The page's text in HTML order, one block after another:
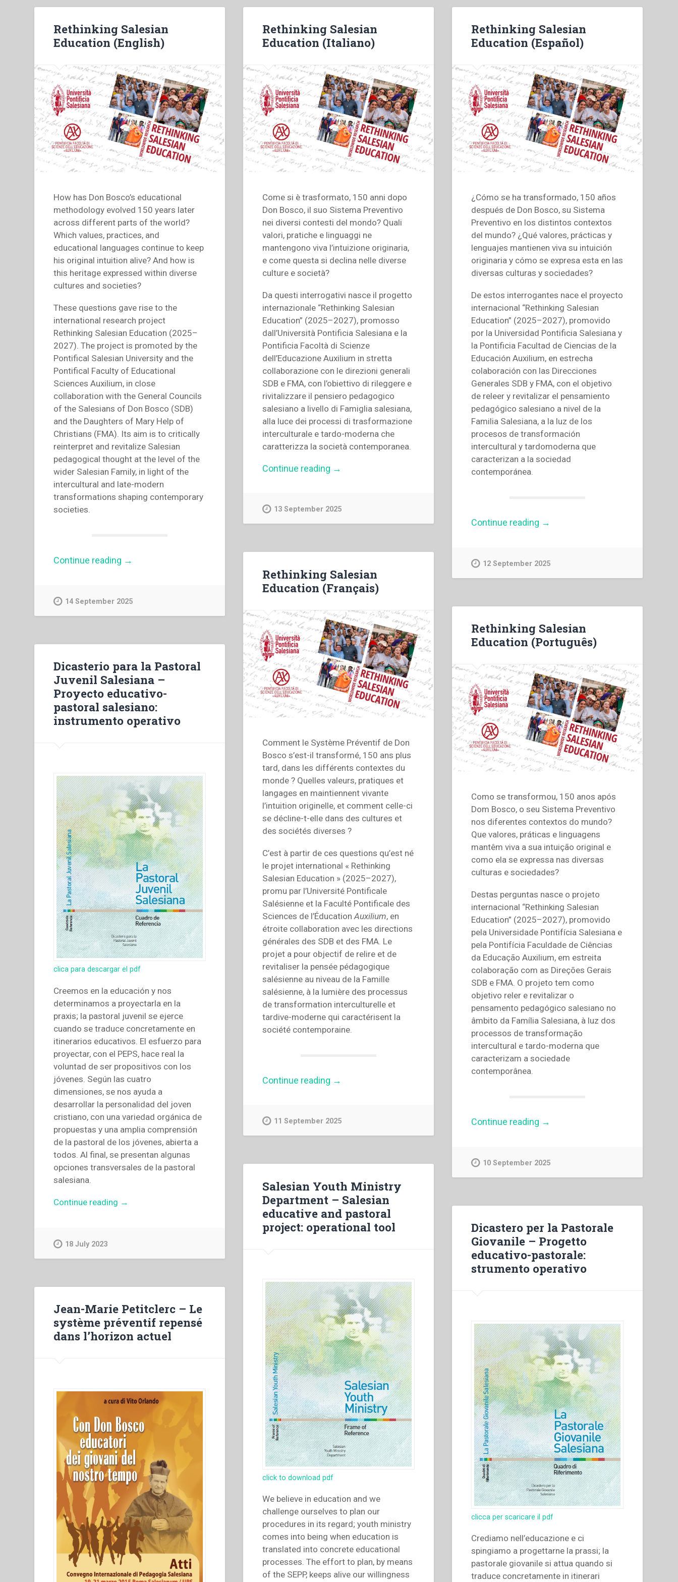
Rethinking Salesian
Education (English)
How has Don Bosco’s educational
methodology evolved 150 years later
across different parts of the world?
Which values, practices, and
educational languages continue to keep
his original intuition alive? And how is
this heritage expressed within diverse
cultures and societies?
These questions gave rise to the
international research project
Rethinking Salesian Education (2025–
2027). The project is promoted by the
Pontifical Salesian University and the
Pontifical Faculty of Educational
Sciences Auxilium, in close
collaboration with the General Councils
of the Salesians of Don Bosco (SDB)
and the Daughters of Mary Help of
Christians (FMA). Its aim is to critically
reinterpret and revitalize Salesian
pedagogical thought at the level of the
wider Salesian Family, in light of the
intercultural and late-modern
transformations shaping contemporary
societies.
Continue reading “Rethinking
→
14 September 2025
Rethinking Salesian
Education (Italiano)
Come si è trasformato, 150 anni dopo
Don Bosco, il suo Sistema Preventivo
nei diversi contesti del mondo? Quali
valori, pratiche e linguaggi ne
mantengono viva l’intuizione originaria,
e come questa si declina nelle diverse
culture e società?
Da questi interrogativi nasce il progetto
internazionale “Rethinking Salesian
Education” (2025–2027), promosso
dall’Università Pontificia Salesiana e la
Pontificia Facoltà di Scienze
dell’Educazione Auxilium in stretta
collaborazione con le direzioni generali
SDB e FMA, con l’obiettivo di rileggere e
rivitalizzare il pensiero pedagogico
salesiano a livello di Famiglia salesiana,
alla luce dei processi di trasformazione
interculturale e tardo-moderna che
caratterizza la società contemporanea.
Continue reading “Rethinking
→
13 September 2025
Rethinking Salesian
Education (Español)
¿Cómo se ha transformado, 150 años
después de Don Bosco, su Sistema
Preventivo en los distintos contextos
del mundo? ¿Qué valores, prácticas y
lenguajes mantienen viva su intuición
originaria y cómo se expresa esta en las
diversas culturas y sociedades?
De estos interrogantes nace el proyecto
internacional “Rethinking Salesian
Education” (2025–2027), promovido
por la Universidad Pontificia Salesiana y
la Pontificia Facultad de Ciencias de la
Educación Auxilium, en estrecha
colaboración con las Direcciones
Generales SDB y FMA, con el objetivo
de releer y revitalizar el pensamiento
pedagógico salesiano a nivel de la
Familia Salesiana, a la luz de los
procesos de transformación
intercultural y tardomoderna que
caracterizan a la sociedad
contemporánea.
Continue reading “Rethinking
→
12 September 2025
Rethinking Salesian
Education (Français)
Comment le Système Préventif de Don
Bosco s’est-il transformé, 150 ans plus
tard, dans les différents contextes du
monde ? Quelles valeurs, pratiques et
langages en maintiennent vivante
l’intuition originelle, et comment celle-ci
se décline-t-elle dans des cultures et
des sociétés diverses ?
C’est à partir de ces questions qu’est né
le projet international « Rethinking
Salesian Education » (2025–2027),
promu par l’Université Pontificale
Salésienne et la Faculté Pontificale des
Sciences de l’ÉducationAuxilium, en
étroite collaboration avec les directions
générales des SDB et des FMA. Le
projet a pour objectif de relire et de
revitaliser la pensée pédagogique
salésienne au niveau de la Famille
salésienne, à la lumière des processus
de transformation interculturelle et
tardive-moderne qui caractérisent la
société contemporaine.
Continue reading “Rethinking
→
11 September 2025
Rethinking Salesian
Education (Português)
Como se transformou, 150 anos após
Dom Bosco, o seu Sistema Preventivo
nos diferentes contextos do mundo?
Que valores, práticas e linguagens
mantêm viva a sua intuição original e
como ela se expressa nas diversas
culturas e sociedades?
Destas perguntas nasce o projeto
internacional “Rethinking Salesian
Education” (2025–2027), promovido
pela Universidade Pontifícia Salesiana e
pela Pontifícia Faculdade de Ciências
da Educação Auxilium, em estreita
colaboração com as Direções Gerais
SDB e FMA. O projeto tem como
objetivo reler e revitalizar o
pensamento pedagógico salesiano no
âmbito da Família Salesiana, à luz dos
processos de transformação
intercultural e tardo-moderna que
caracterizam a sociedade
contemporânea.
Continue reading “Rethinking
→
10 September 2025
Dicasterio para la Pastoral
Juvenil Salesiana –
Proyecto educativo-
pastoral salesiano:
instrumento operativo
clica para descargar el pdf
Creemos en la educación y nos
determinamos a proyectarla en la
praxis; la pastoral juvenil se ejerce
cuando se traduce concretamente en
itinerarios educativos. El esfuerzo para
proyectar, con el PEPS, hace real la
voluntad de ser propositivos con los
jóvenes. Según las cuatro
dimensiones, se nos ayuda a
desarrollar la personalidad del joven
cristiano, con una variedad orgánica de
propuestas y una amplia comprensión
de la pastoral de los jóvenes, abierta a
todos. Al final, se presentan algunas
opciones transversales de la pastoral
salesiana.
Continue reading “Dicasterio
Proyecto
educativo-
pastoral
salesiano:
instrumento
→
18 July 2023
Salesian Youth Ministry
Department – Salesian
educative and pastoral
project: operational tool
click to download pdf
We believe in education and we
challenge ourselves to plan our
procedures in its regard; youth ministry
comes into being when education is
translated into concrete educational
processes. The effort to plan, by means
of the SEPP, keeps alive our willingness
Dicastero per la Pastorale
Giovanile – Progetto
educativo-pastorale:
strumento operativo
clicca per scaricare il pdf
Crediamo nell’educazione e ci
spingiamo a progettarne la prassi; la
pastorale giovanile si attua quando si
traduce concretamente in itinerari
Jean-Marie Petitclerc – Le
système préventif repensé
dans l’horizon actuel